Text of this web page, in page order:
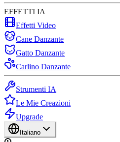
EFFETTI IA
Effetti Video
Cane Danzante
Gatto Danzante
Carlino Danzante
Strumenti IA
Le Mie Creazioni
Upgrade
Italiano